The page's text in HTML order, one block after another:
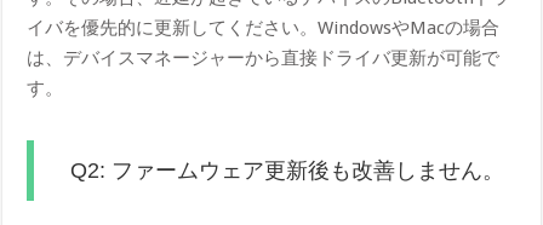
イバを優先的に更新してください。WindowsやMacの場合
は、デバイスマネージャーから直接ドライバ更新が可能で
す。
Q2: ファームウェア更新後も改善しません。